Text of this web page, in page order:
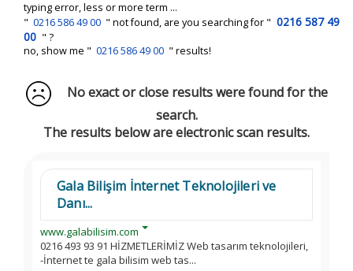
typing error, less or more term ...
" 0216 586 49 00 " not found, are you searching for " 0216 587 49
00 " ?
no, show me " 0216 586 49 00 " results!
No exact or close results were found for the
search.
The results below are electronic scan results.
Gala Bilişim İnternet Teknolojileri ve
Danı...
www.galabilisim.com
0216 493 93 91 HİZMETLERİMİZ Web tasarım teknolojileri,
-İnternet te gala bilisim web tas...